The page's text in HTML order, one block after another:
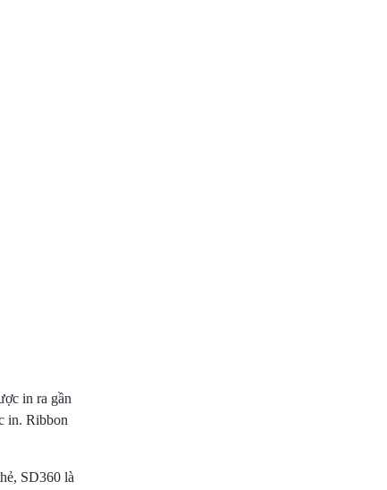
in ra gần
in. Ribbon
SD360 là